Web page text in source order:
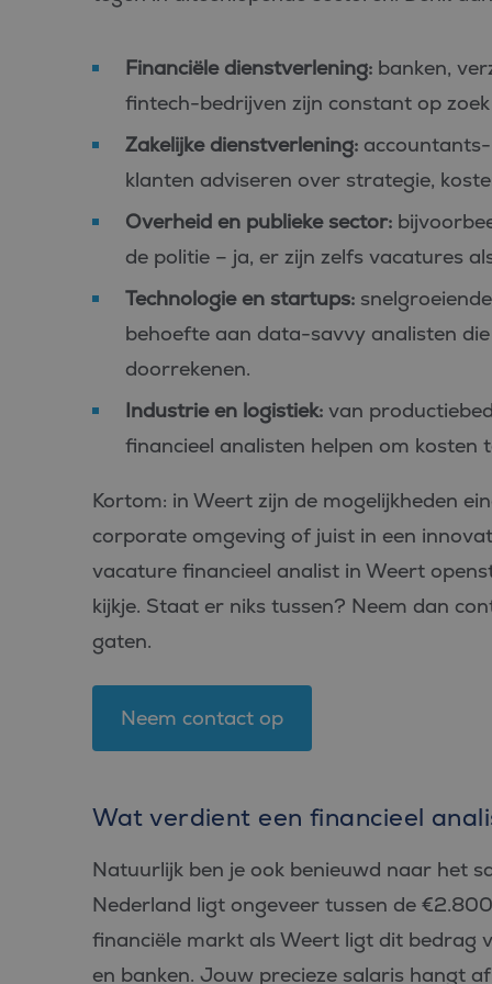
Financiële dienstverlening:banken,
fintech-bedrijven zijn constant op
Zakelijke dienstverlening:accountants-
klanten adviseren over strategie,
Overheid en publieke sector:
de politie – ja, er zijn zelfs vacatures
Technologie en startups:
behoefte aan data-savvy analisten die
doorrekenen.
Industrie en logistiek:van
financieel analisten helpen om kosten
Kortom: in Weert zijn de mogelijkheden
corporate omgeving of juist in een
vacature financieel analist in Weert
kijkje. Staat er niks tussen? Neem dan
gaten.
Neem contact op
Wat verdient een financieel
Natuurlijk ben je ook benieuwd naar het
Nederland ligt ongeveer tussen de
financiële markt als Weert ligt dit bedrag
en banken. Jouw precieze salaris hangt
Naam
/
_ga_FP76YEEY9G
_ga
Naam
SRM_B
_gcl_au
Google
IDE
Google
_fbp
Inc.
MR
MUID
Microsoft
.bing.com